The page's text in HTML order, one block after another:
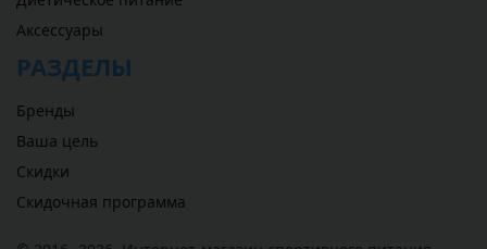
Аксессуары
РАЗДЕЛЫ
Бренды
Ваша цель
Скидки
Скидочная программа